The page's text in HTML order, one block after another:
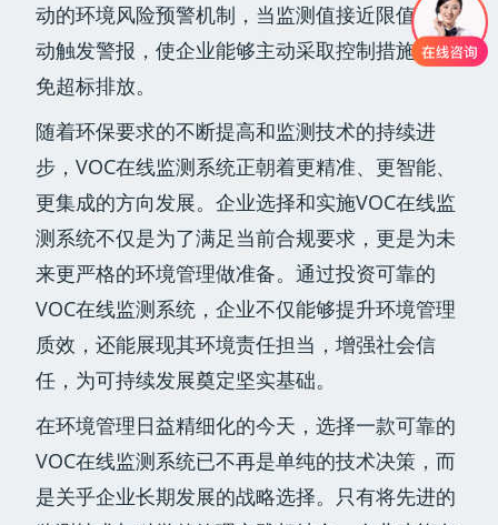
动的环境风险预警机制，当监测值接近限值时自
动触发警报，使企业能够主动采取控制措施，避
免超标排放。
随着环保要求的不断提高和监测技术的持续进
步，VOC在线监测系统正朝着更精准、更智能、
更集成的方向发展。企业选择和实施VOC在线监
测系统不仅是为了满足当前合规要求，更是为未
来更严格的环境管理做准备。通过投资可靠的
VOC在线监测系统，企业不仅能够提升环境管理
质效，还能展现其环境责任担当，增强社会信
任，为可持续发展奠定坚实基础。
在环境管理日益精细化的今天，选择一款可靠的
VOC在线监测系统已不再是单纯的技术决策，而
是关乎企业长期发展的战略选择。只有将先进的